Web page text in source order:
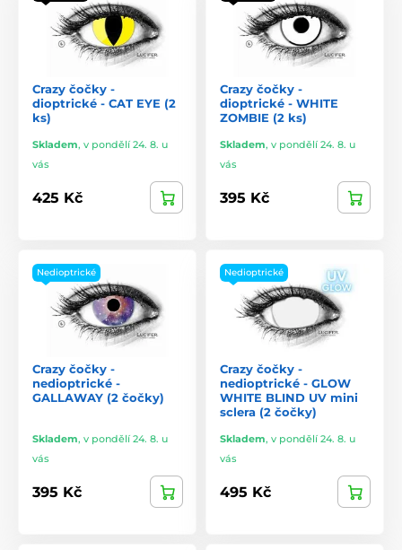
Crazy čočky -
dioptrické - CAT EYE (2
ks)
Skladem, v pondělí 24. 8. u
vás
425 Kč
Crazy čočky -
dioptrické - WHITE
ZOMBIE (2 ks)
Skladem, v pondělí 24. 8. u
vás
395 Kč
Nedioptrické
Crazy čočky -
nedioptrické -
GALLAWAY (2 čočky)
Skladem, v pondělí 24. 8. u
vás
395 Kč
Nedioptrické
Crazy čočky -
nedioptrické - GLOW
WHITE BLIND UV mini
sclera (2 čočky)
Skladem, v pondělí 24. 8. u
vás
495 Kč